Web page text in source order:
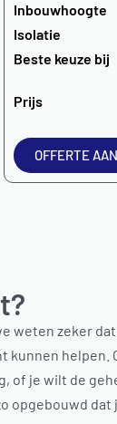
Inbouwhoogte
Isolatie
Beste keuze bij
Prijs
OFFERTE
weten zeker
kunnen helpen.
of je wilt de
opgebouwd dat